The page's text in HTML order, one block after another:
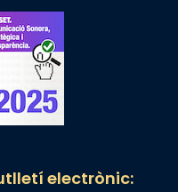
electrònic: